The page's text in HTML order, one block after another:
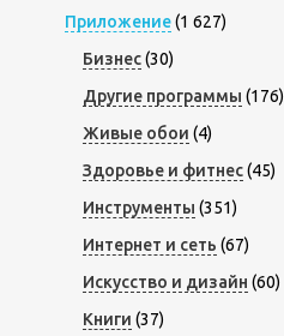
Приложение(1 627)
Бизнес(30)
Другие программы (176)
Живые обои (4)
Здоровье и фитнес(45)
Инструменты (351)
Интернет и сеть (67)
Искусство и дизайн (60)
Книги (37)